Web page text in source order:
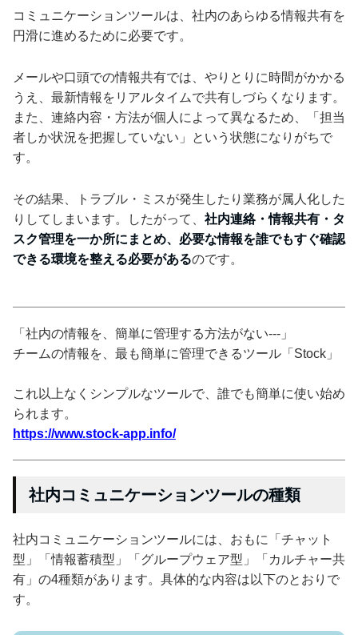
コミュニケーションツールは、社内のあらゆる情報共有を
円滑に進めるために必要です。
メールや口頭での情報共有では、やりとりに時間がかかる
うえ、最新情報をリアルタイムで共有しづらくなります。
また、連絡内容・方法が個人によって異なるため、「担当
者しか状況を把握していない」という状態になりがちで
す。
その結果、トラブル・ミスが発生したり業務が属人化した
りしてしまいます。したがって、 社内連絡・情報共有・タ
スク管理を一か所にまとめ、必要な情報を誰でもすぐ確認
できる環境を整える必要があるのです。
「社内の情報を、簡単に管理する方法がない---」
チームの情報を、最も簡単に管理できるツール「Stock」
これ以上なくシンプルなツールで、誰でも簡単に使い始め
られます。
https://www.stock-app.info/
社内コミュニケーションツールの種類
社内コミュニケーションツールには、おもに「チャット
型」「情報蓄積型」「グループウェア型」「カルチャー共
有」の4種類があります。具体的な内容は以下のとおりで
す。